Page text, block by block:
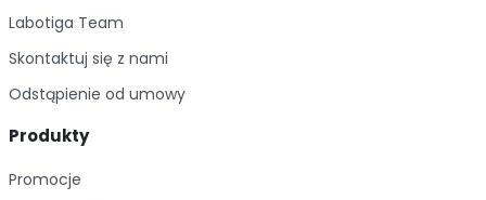
Labotiga Team
Skontaktuj się z nami
Odstąpienie od umowy
Produkty
Promocje